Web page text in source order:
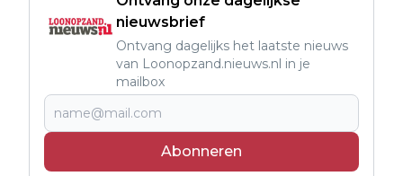
nieuwsbrief
Ontvang dagelijks het laatste nieuws
van Loonopzand.nieuws.nl in je
mailbox
Abonneren